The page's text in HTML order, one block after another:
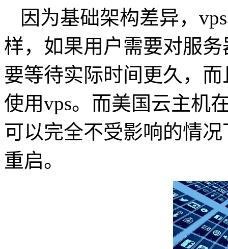
因为基础架构差异，
样，如果用户需要对服
要等待实际时间更久，
使用vps。而美国云主机
可以完全不受影响的情
重启。